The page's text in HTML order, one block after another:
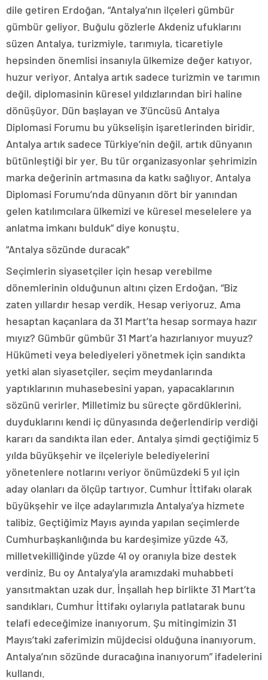
dile getiren Erdoğan, “Antalya’nın ilçeleri gümbür
gümbür geliyor. Buğulu gözlerle Akdeniz ufuklarını
süzen Antalya, turizmiyle, tarımıyla, ticaretiyle
hepsinden önemlisi insanıyla ülkemize değer katıyor,
huzur veriyor. Antalya artık sadece turizmin ve tarımın
değil, diplomasinin küresel yıldızlarından biri haline
dönüşüyor. Dün başlayan ve 3’üncüsü Antalya
Diplomasi Forumu bu yükselişin işaretlerinden biridir.
Antalya artık sadece Türkiye’nin değil, artık dünyanın
bütünleştiği bir yer. Bu tür organizasyonlar şehrimizin
marka değerinin artmasına da katkı sağlıyor. Antalya
Diplomasi Forumu’nda dünyanın dört bir yanından
gelen katılımcılara ülkemizi ve küresel meselelere ya
anlatma imkanı bulduk” diye konuştu.
“Antalya sözünde duracak”
Seçimlerin siyasetçiler için hesap verebilme
dönemlerinin olduğunun altını çizen Erdoğan, “Biz
zaten yıllardır hesap verdik. Hesap veriyoruz. Ama
hesaptan kaçanlara da 31 Mart’ta hesap sormaya hazır
mıyız? Gümbür gümbür 31 Mart’a hazırlanıyor muyuz?
Hükümeti veya belediyeleri yönetmek için sandıkta
yetki alan siyasetçiler, seçim meydanlarında
yaptıklarının muhasebesini yapan, yapacaklarının
sözünü verirler. Milletimiz bu süreçte gördüklerini,
duyduklarını kendi iç dünyasında değerlendirip verdiği
kararı da sandıkta ilan eder. Antalya şimdi geçtiğimiz 5
yılda büyükşehir ve ilçeleriyle belediyelerini
yönetenlere notlarını veriyor önümüzdeki 5 yıl için
aday olanları da ölçüp tartıyor. Cumhur İttifakı olarak
büyükşehir ve ilçe adaylarımızla Antalya’ya hizmete
talibiz. Geçtiğimiz Mayıs ayında yapılan seçimlerde
Cumhurbaşkanlığında bu kardeşimize yüzde 43,
milletvekilliğinde yüzde 41 oy oranıyla bize destek
verdiniz. Bu oy Antalya’yla aramızdaki muhabbeti
yansıtmaktan uzak dur. İnşallah hep birlikte 31 Mart’ta
sandıkları, Cumhur İttifakı oylarıyla patlatarak bunu
telafi edeceğimize inanıyorum. Şu mitingimizin 31
Mayıs’taki zaferimizin müjdecisi olduğuna inanıyorum.
Antalya’nın sözünde duracağına inanıyorum” ifadelerini
kullandı.